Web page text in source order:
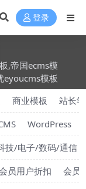
登录
,帝国ecms模
eyoucms模板
商业模板
站长
WordPress
技/电子/数码/通信
员用户折扣
会员